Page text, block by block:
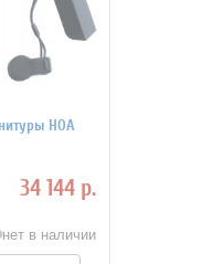
HOA
34 144 р.
нет в наличии